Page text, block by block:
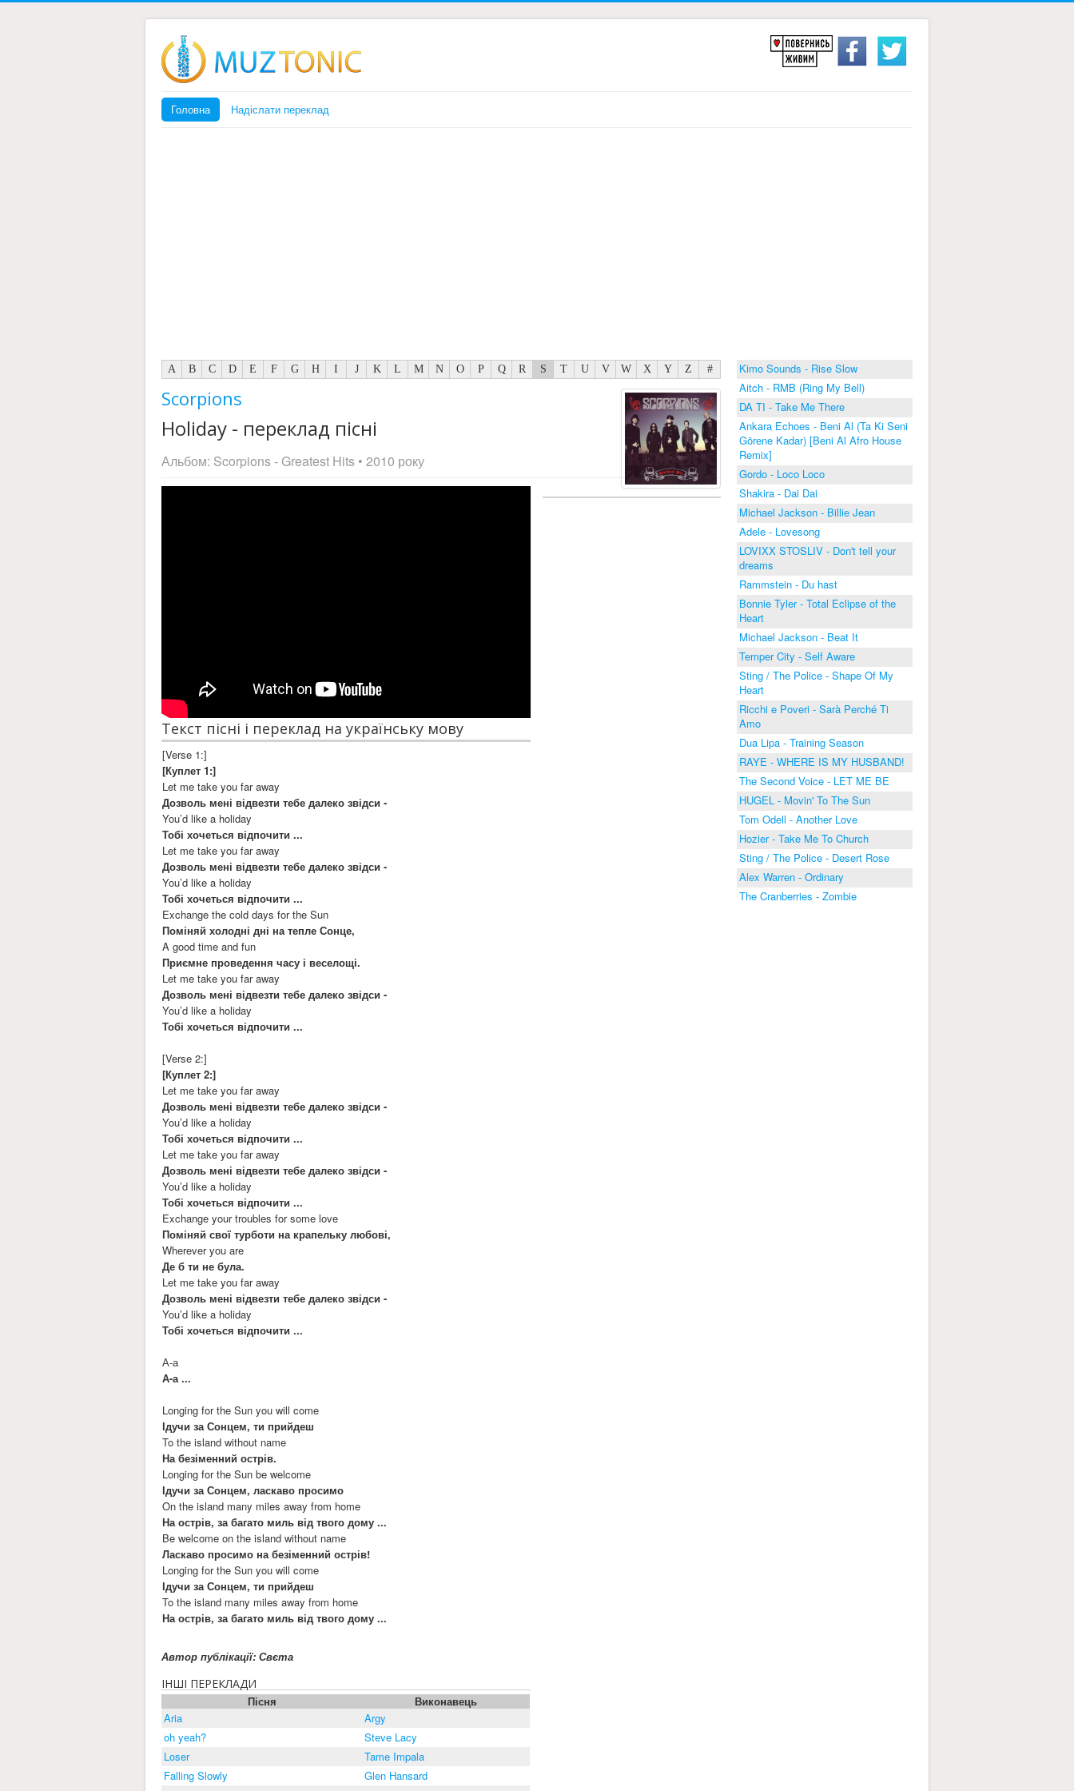
Головна Надіслати переклад
A B C D E F G H I J K L M N O P Q R S T U V W X Y Z #
Scorpions
Holiday - переклад пісні
Альбом: Scorpions - Greatest Hits • 2010 року
Текст пісні і переклад на українську мову
[Verse 1:]
[Куплет 1:]
Let me take you far away
Дозволь мені відвезти тебе далеко звідси -
You’d like a holiday
Тобі хочеться відпочити ...
Let me take you far away
Дозволь мені відвезти тебе далеко звідси -
You’d like a holiday
Тобі хочеться відпочити ...
Exchange the cold days for the Sun
Поміняй холодні дні на тепле Сонце,
A good time and fun
Приємне проведення часу і веселощі.
Let me take you far away
Дозволь мені відвезти тебе далеко звідси -
You’d like a holiday
Тобі хочеться відпочити ...
[Verse 2:]
[Куплет 2:]
Let me take you far away
Дозволь мені відвезти тебе далеко звідси -
You’d like a holiday
Тобі хочеться відпочити ...
Let me take you far away
Дозволь мені відвезти тебе далеко звідси -
You’d like a holiday
Тобі хочеться відпочити ...
Exchange your troubles for some love
Поміняй свої турботи на крапельку любові,
Wherever you are
Де б ти не була.
Let me take you far away
Дозволь мені відвезти тебе далеко звідси -
You’d like a holiday
Тобі хочеться відпочити ...
А-а
А-а ...
Longing for the Sun you will come
Ідучи за Сонцем, ти прийдеш
To the island without name
На безіменний острів.
Longing for the Sun be welcome
Ідучи за Сонцем, ласкаво просимо
On the island many miles away from home
На острів, за багато миль від твого дому ...
Be welcome on the island without name
Ласкаво просимо на безіменний острів!
Longing for the Sun you will come
Ідучи за Сонцем, ти прийдеш
To the island many miles away from home
На острів, за багато миль від твого дому ...
Автор публікації: Свєта
ІНШІ ПЕРЕКЛАДИ
Пісня
Виконавець
Aria
Argy
oh yeah?
Steve Lacy
Loser
Tame Impala
Falling Slowly
Glen Hansard
Kimo Sounds - Rise Slow
Aitch - RMB (Ring My Bell)
DA TI - Take Me There
Ankara Echoes - Beni Al (Ta Ki Seni
Görene Kadar) [Beni Al Afro House
Remix]
Gordo - Loco Loco
Shakira - Dai Dai
Michael Jackson - Billie Jean
Adele - Lovesong
LOVIXX STOSLIV - Don't tell your
dreams
Rammstein - Du hast
Bonnie Tyler - Total Eclipse of the
Heart
Michael Jackson - Beat It
Temper City - Self Aware
Sting / The Police - Shape Of My
Heart
Ricchi e Poveri - Sarà Perché Ti
Amo
Dua Lipa - Training Season
RAYE - WHERE IS MY HUSBAND!
The Second Voice - LET ME BE
HUGEL - Movin' To The Sun
Tom Odell - Another Love
Hozier - Take Me To Church
Sting / The Police - Desert Rose
Alex Warren - Ordinary
The Cranberries - Zombie